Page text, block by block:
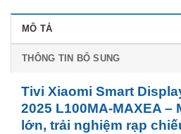
MÔ TẢ
THÔNG TIN BỔ SUNG
Tivi Xiaomi Smart
2025 L100MA-MAXEA –
lớn, trải nghiệm rạp